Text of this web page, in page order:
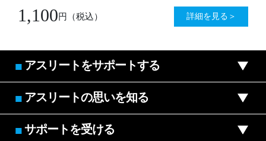
1,100円 （税込） 詳細を見る＞
■ アスリートをサポートする
■ アスリートの思いを知る
■サポートを受ける